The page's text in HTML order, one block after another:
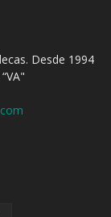
Desde 1994